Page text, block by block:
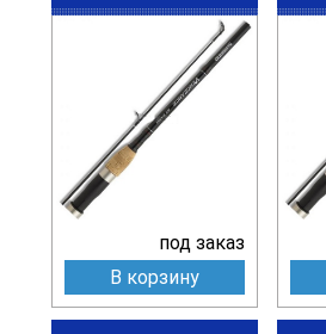
под заказ
В корзину